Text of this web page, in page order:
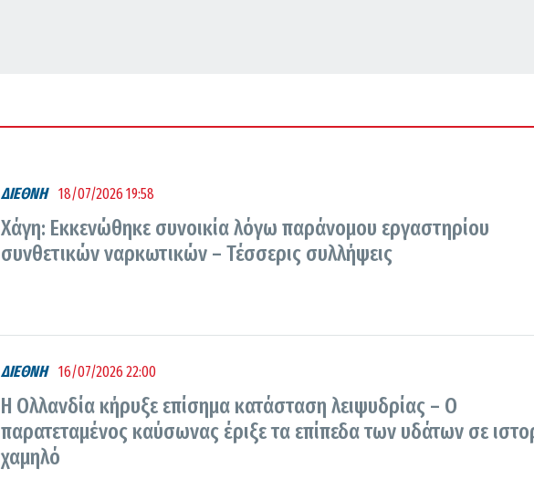
ΔΙΕΘΝΗ 18/07/2026 19:58
Χάγη: Εκκενώθηκε συνοικία λόγω παράνομου εργαστηρίου
συνθετικών ναρκωτικών – Τέσσερις συλλήψεις
ΔΙΕΘΝΗ 16/07/2026 22:00
Η Ολλανδία κήρυξε επίσημα κατάσταση λειψυδρίας – Ο
παρατεταμένος καύσωνας έριξε τα επίπεδα των υδάτων σε
χαμηλό